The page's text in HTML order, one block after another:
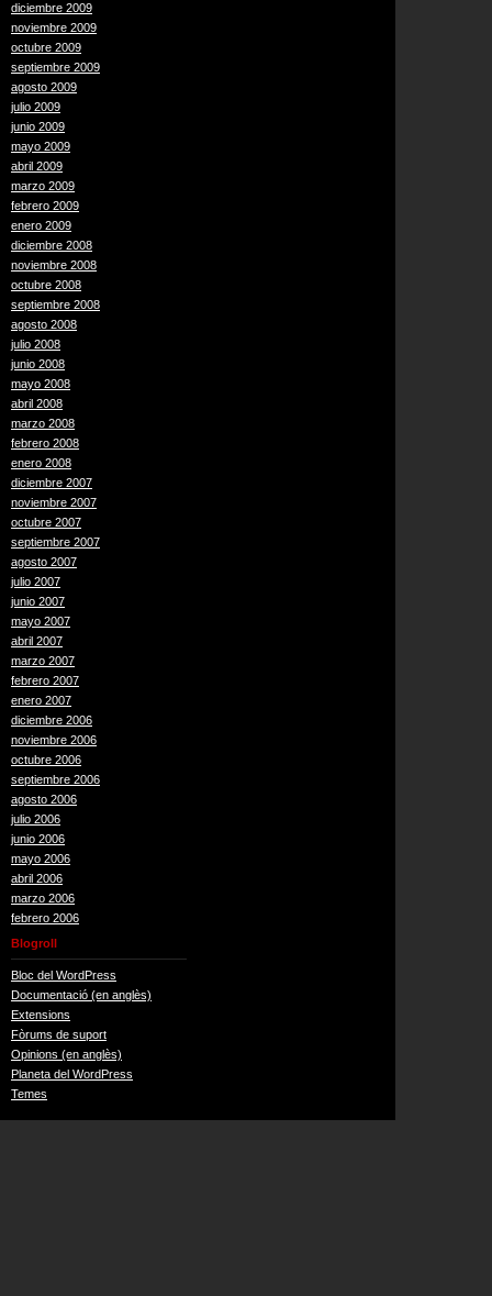
diciembre 2009
noviembre 2009
octubre 2009
septiembre 2009
agosto 2009
julio 2009
junio 2009
mayo 2009
abril 2009
marzo 2009
febrero 2009
enero 2009
diciembre 2008
noviembre 2008
octubre 2008
septiembre 2008
agosto 2008
julio 2008
junio 2008
mayo 2008
abril 2008
marzo 2008
febrero 2008
enero 2008
diciembre 2007
noviembre 2007
octubre 2007
septiembre 2007
agosto 2007
julio 2007
junio 2007
mayo 2007
abril 2007
marzo 2007
febrero 2007
enero 2007
diciembre 2006
noviembre 2006
octubre 2006
septiembre 2006
agosto 2006
julio 2006
junio 2006
mayo 2006
abril 2006
marzo 2006
febrero 2006
Blogroll
Bloc del WordPress
Documentació (en anglès)
Extensions
Fòrums de suport
Opinions (en anglès)
Planeta del WordPress
Temes